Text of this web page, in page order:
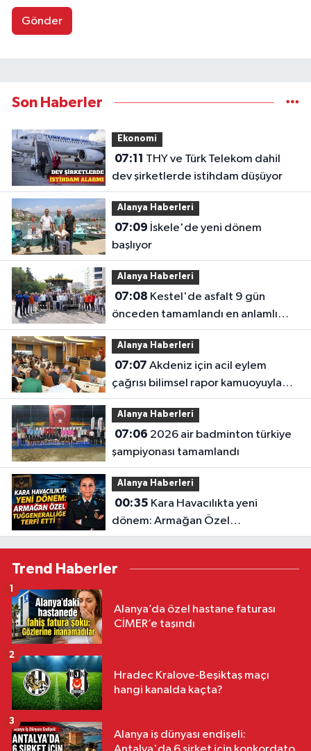
Gönder
Son Haberler
Ekonomi
07:11
dev şirketlerde istihdam düşüyor
Alanya Haberleri
07:09
başlıyor
Alanya Haberleri
07:08
önceden tamamlandı en anlamlı
teşekkür iş makinesinin üzerine
bırakıldı
Alanya Haberleri
07:07
çağrısı bilimsel rapor kamuoyuyla
paylaşıldı: "akdeniz'i korumak
zorundayız"
Alanya Haberleri
07:06
şampiyonası tamamlandı
Alanya Haberleri
00:35
dönem: Armağan Özel
Tuğgeneralliğe terfi etti
Trend Haberler
Alanya’da özel hastane faturası
CİMER’e taşındı
1
Hradec Kralove-Beşiktaş maçı
hangi kanalda kaçta?
2
Alanya iş dünyası endişeli:
3